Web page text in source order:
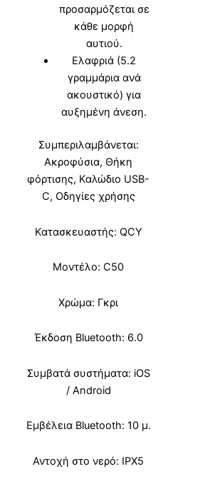
προσαρμόζεται σε
κάθε μορφή
αυτιού.
Ελαφριά (5.2
γραμμάρια ανά
ακουστικό) για
αυξημένη άνεση.
Συμπεριλαμβάνεται:
Ακροφύσια, Θήκη
φόρτισης, Καλώδιο USB-
C, Οδηγίες χρήσης
Κατασκευαστής: QCY
Μοντέλο: C50
Χρώμα: Γκρι
Έκδοση Bluetooth: 6.0
Συμβατά συστήματα: iOS
/ Android
Εμβέλεια Bluetooth: 10 μ.
Αντοχή στο νερό: IPX5